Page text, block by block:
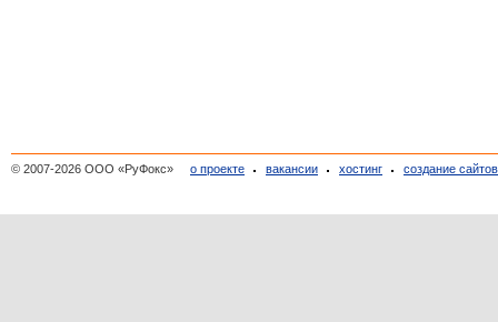
© 2007-2026 ООО «РуФокс» о проекте вакансии хостинг создание сайтов